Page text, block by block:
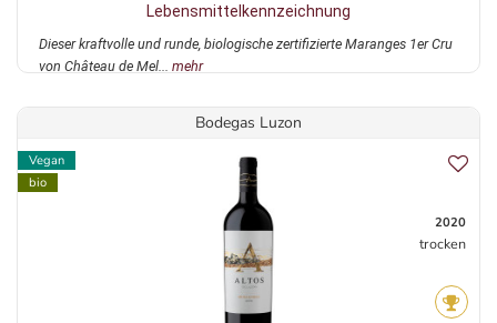
Lebensmittelkennzeichnung
Dieser kraftvolle und runde, biologische zertifizierte Maranges 1er Cru
von Château de Mel... mehr
Bodegas Luzon
Vegan
bio
2020
trocken